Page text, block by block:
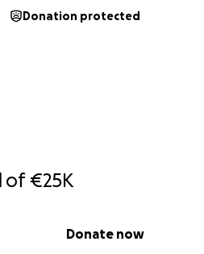
of€25K
Donate now
Donation protected